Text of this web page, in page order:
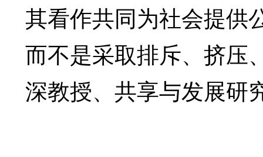
其看作共同为社会提供
而不是采取排斥、挤压
深教授、共享与发展研